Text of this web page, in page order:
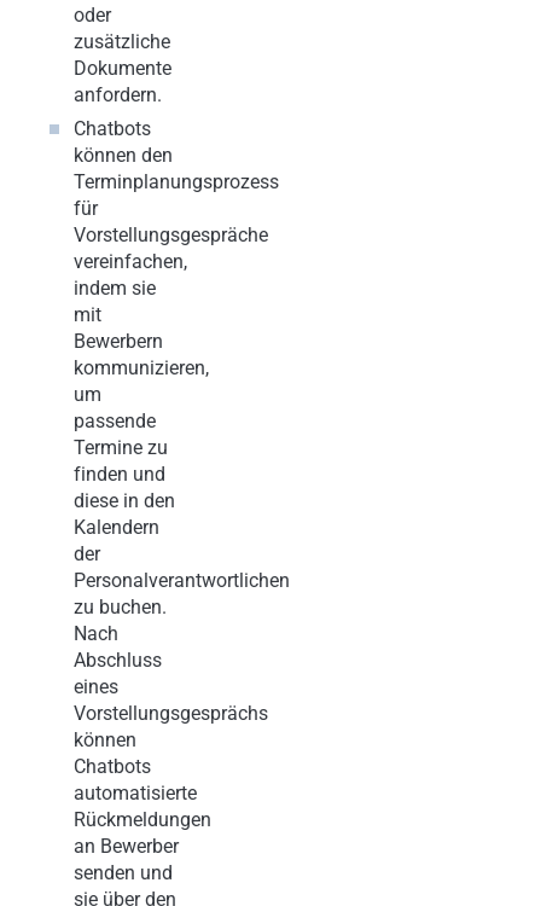
oder
zusätzliche
Dokumente
anfordern.
Chatbots
können den
Terminplanungsprozess
für
Vorstellungsgespräche
vereinfachen,
indem sie
mit
Bewerbern
kommunizieren,
um
passende
Termine zu
finden und
diese in den
Kalendern
der
Personalverantwortlichen
zu buchen.
Nach
Abschluss
eines
Vorstellungsgesprächs
können
Chatbots
automatisierte
Rückmeldungen
an Bewerber
senden und
sie über den